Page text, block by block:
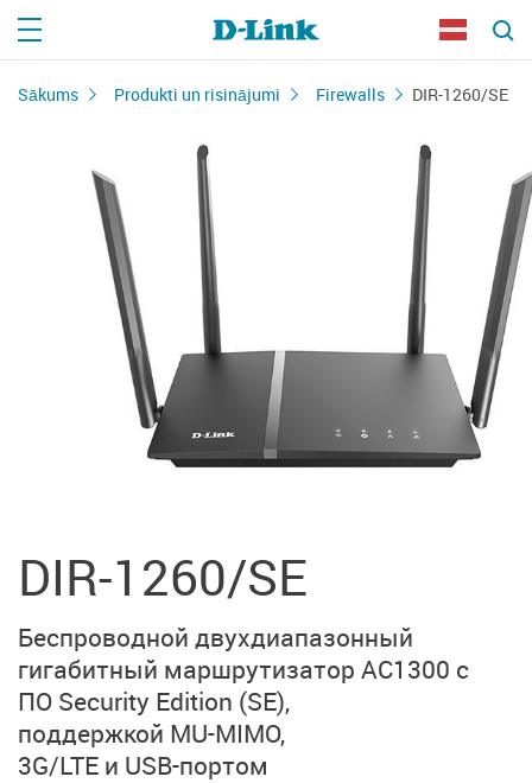
Sākums Produkti un risinājumi Firewalls DIR-1260/SE
DIR-1260/SE
Беспроводной двухдиапазонный
гигабитный маршрутизатор AC1300 с
ПО Security Edition (SE),
поддержкой MU-MIMO,
3G/LTE и USB-портом